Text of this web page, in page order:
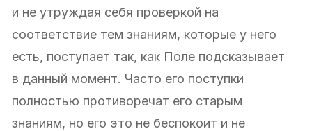
и не утруждая себя проверкой на
соответствие тем знаниям, которые у него
есть, поступает так, как Поле подсказывает
в данный момент. Часто его поступки
полностью противоречат его старым
знаниям, но его это не беспокоит и не